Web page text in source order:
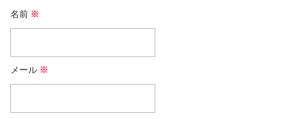
名前 ※
メール ※